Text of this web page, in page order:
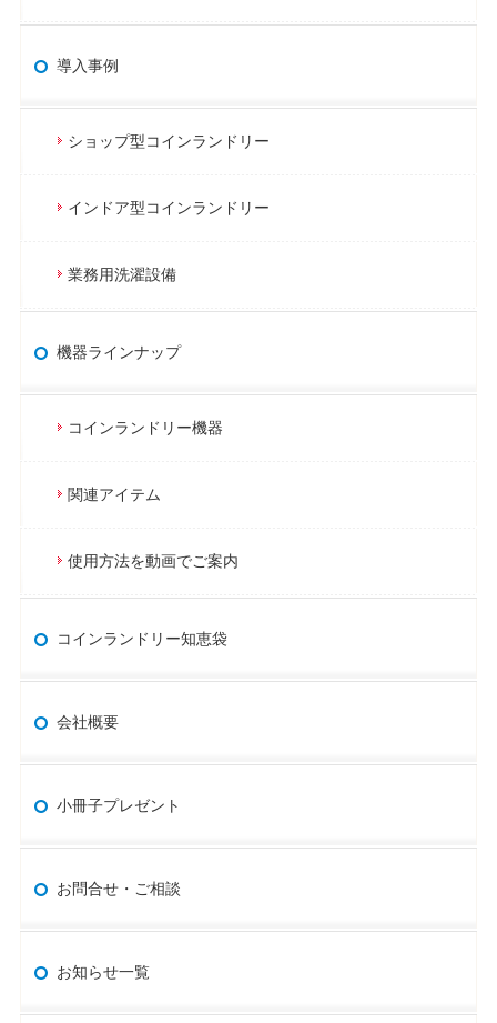
導入事例
ショップ型コインランドリー
インドア型コインランドリー
業務用洗濯設備
機器ラインナップ
コインランドリー機器
関連アイテム
使用方法を動画でご案内
コインランドリー知恵袋
会社概要
小冊子プレゼント
お問合せ・ご相談
お知らせ一覧